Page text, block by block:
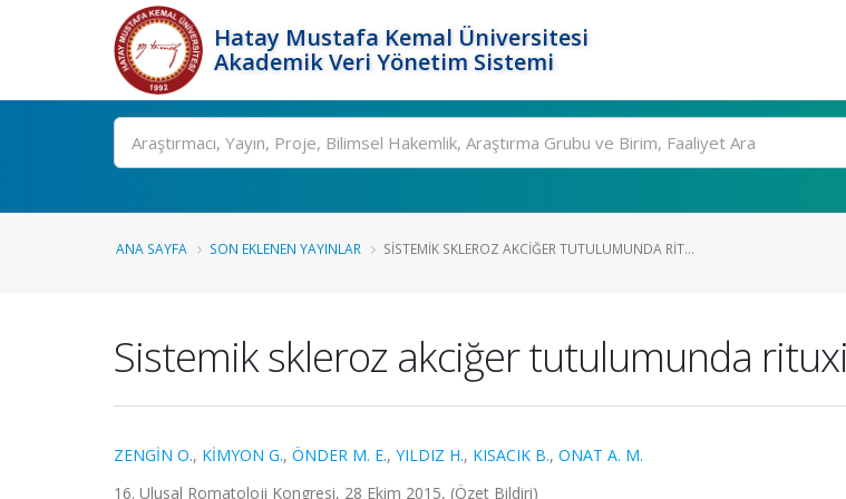
Hatay Mustafa Kemal Üniversitesi
Akademik Veri Yönetim Sistemi
Ara
ANA SAYFA SON EKLENEN YAYINLAR SISTEMIK SKLEROZ AKCIĞER TUTULUMUNDA RIT...
Sistemik skleroz akciğer tutulumunda
ZENGİN O., KİMYON G., ÖNDER M. E., YILDIZ H., KISACIK B., ONAT A. M.
16. Ulusal Romatoloji Kongresi, 28 Ekim 2015, (Özet Bildiri)